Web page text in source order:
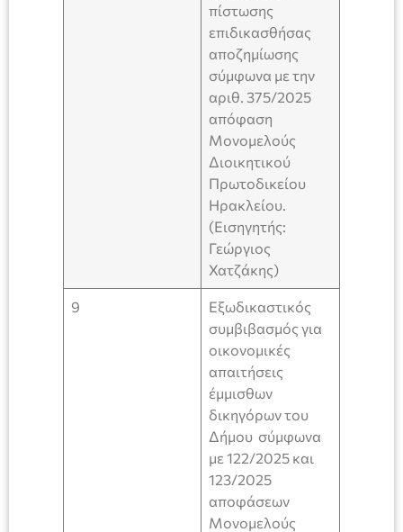
πίστωσης
επιδικασθήσας
αποζημίωσης
σύμφωνα με την
αριθ. 375/2025
απόφαση
Μονομελούς
Διοικητικού
Πρωτοδικείου
Ηρακλείου.
(Εισηγητής:
Γεώργιος
Χατζάκης)
9
Εξωδικαστικός
συμβιβασμός για
οικονομικές
απαιτήσεις
έμμισθων
δικηγόρων του
Δήμου σύμφωνα
με 122/2025 και
123/2025
αποφάσεων
Μονομελούς